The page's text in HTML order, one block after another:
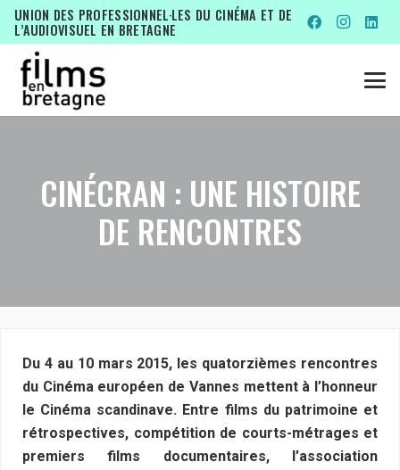
UNION DES PROFESSIONNEL·LES DU CINÉMA ET DE
L’AUDIOVISUEL EN BRETAGNE
CINÉCRAN : UNE HISTOIRE
DE RENCONTRES
Du 4 au 10 mars 2015, les quatorzièmes rencontres
du Cinéma européen de Vannes mettent à l’honneur
le Cinéma scandinave. Entre films du patrimoine et
rétrospectives, compétition de courts-métrages et
premiers films documentaires, l’association